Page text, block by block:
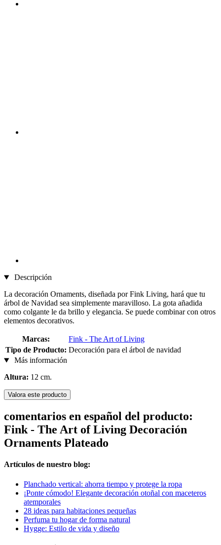
Descripción
La decoración Ornaments, diseñada por Fink Living, hará que tu
árbol de Navidad sea simplemente maravilloso. La gota añadida
como colgante le da brillo y elegancia. Se puede combinar con otros
elementos decorativos.
Marcas:
Fink - The Art of Living
Tipo de Producto: Decoración para el árbol de navidad
Más información
Altura: 12 cm.
Valora este producto
comentarios en español del producto:
Fink - The Art of Living Decoración
Ornaments Plateado
Artículos de nuestro blog:
Planchado vertical: ahorra tiempo y protege la ropa
¡Ponte cómodo! Elegante decoración otoñal con maceteros
atemporales
28 ideas para habitaciones pequeñas
Perfuma tu hogar de forma natural
Hygge: Estilo de vida y diseño